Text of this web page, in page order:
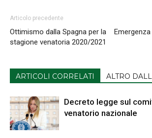
Articolo precedente
Ottimismo dalla Spagna per la
stagione venatoria 2020/2021
ARTICOLI CORRELATI ALTRO
Decreto legge sul
venatorio nazionale